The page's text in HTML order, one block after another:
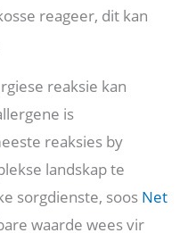
reageer, dit kan
reaksie kan
is
reaksies by
landskap te
sorgdienste, soos Net
waarde wees vir